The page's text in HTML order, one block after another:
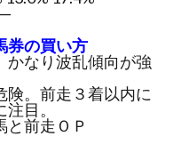
の買い方
かなり波乱傾向が強
険。前走３着以内に
目。
と前走ＯＰ